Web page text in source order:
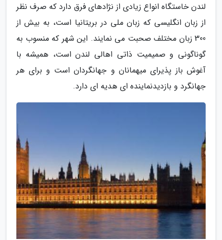
لندن خاستگاه انواع زیادی از نژادهای فرق دارد که صرف نظر
از زبان انگلیسی که زبان ملی در بریتانیا است، به بیش از
300 زبان مختلف صحبت می نمایند. این شهر که منسوب به
گوناگونی و صمیمیت ذاتی اهالی لندن است، همیشه با
آغوش باز پذیرای میهمانان و جهانگردان است و برای هر
جهانگرد و بازدیدنماینده ای هدیه ای دارد.